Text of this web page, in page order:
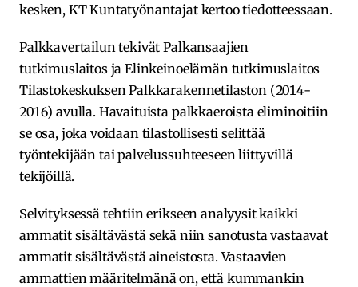
kesken, KT Kuntatyönantajat kertoo tiedotteessaan.
Palkkavertailun tekivät Palkansaajien
tutkimuslaitos ja Elinkeinoelämän tutkimuslaitos
Tilastokeskuksen Palkkarakennetilaston (2014-
2016) avulla. Havaituista palkkaeroista eliminoitiin
se osa, joka voidaan tilastollisesti selittää
työntekijään tai palvelussuhteeseen liittyvillä
tekijöillä.
Selvityksessä tehtiin erikseen analyysit kaikki
ammatit sisältävästä sekä niin sanotusta vastaavat
ammatit sisältävästä aineistosta. Vastaavien
ammattien määritelmänä on, että kummankin